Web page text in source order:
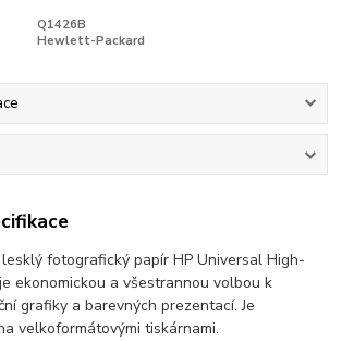
Q1426B
Hewlett-Packard
fotografický papír HP Universal High-
ekonomickou a všestrannou volbou k
grafiky a barevných prezentací. Je
velkoformátovými tiskárnami.